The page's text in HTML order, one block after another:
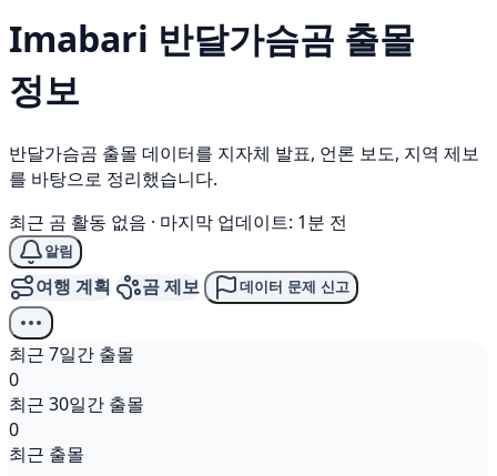
Imabari 반달가슴곰 출몰
정보
반달가슴곰 출몰 데이터를 지자체 발표, 언론 보도, 지역 제보
를 바탕으로 정리했습니다.
최근 곰 활동 없음 · 마지막 업데이트: 1분 전
알림
여행 계획 곰 제보 데이터 문제 신고
최근 7일간 출몰
0
최근 30일간 출몰
0
최근 출몰